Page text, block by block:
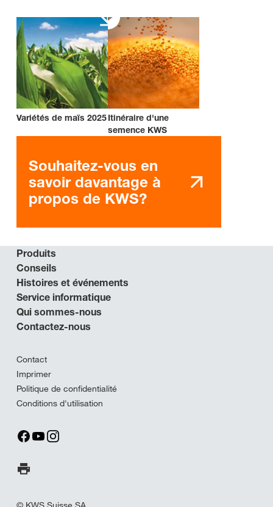
Variétés de maïs 2025Itinéraire d'une
semence KWS
Souhaitez-vous en
savoir davantage à
propos de KWS?
Produits
Conseils
Histoires et événements
Service informatique
Qui sommes-nous
Contactez-nous
Contact
Imprimer
Politique de confidentialité
Conditions d'utilisation
Imprimer la page